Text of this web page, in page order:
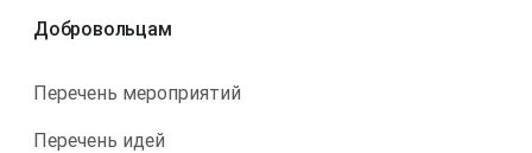
Добровольцам
Перечень мероприятий
Перечень идей